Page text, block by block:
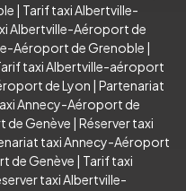
| Tarif taxi Albertville-
Albertville-Aéroport de
Aéroport de Grenoble |
taxi Albertville-aéroport
de Lyon | Partenariat
Annecy-Aéroport de
de Genève | Réserver taxi
taxi Annecy-Aéroport
de Genève | Tarif taxi
taxi Albertville-